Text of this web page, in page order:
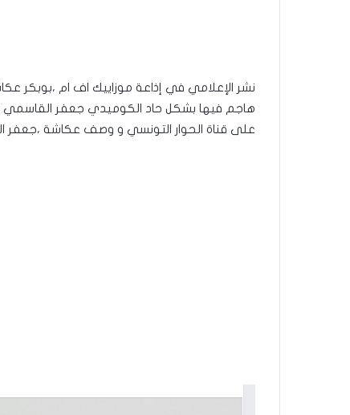
نشر الإعلامي في إذاعة موزاييك اف ام ،بوبكر
هاجم فيها بشكل حاد الكوميدي جعفر
على قناة الحوار التونسي و وصف عكاشة ،جعفر